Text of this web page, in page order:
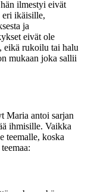
ilmestyi eivät
eri ikäisille,
ja
eivät ole
eikä rukoilu tai halu
mukaan joka sallii
Maria antoi sarjan
ihmisille. Vaikka
teemalle, koska